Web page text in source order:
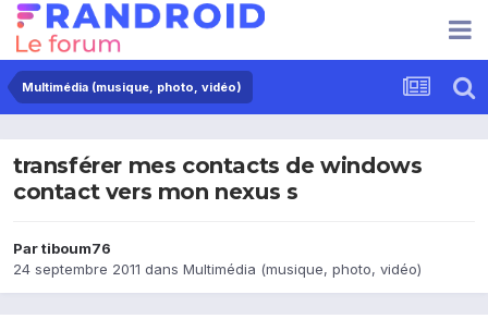
Multimédia (musique, photo, vidéo)
transférer mes contacts de windows
contact vers mon nexus s
Partiboum76
24 septembre 2011 dans Multimédia (musique, photo, vidéo)